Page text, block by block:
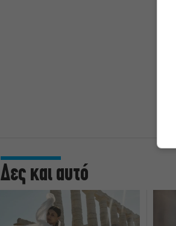
Δες και αυτό